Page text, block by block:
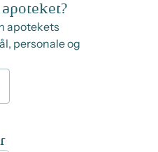
apotekets
personale og